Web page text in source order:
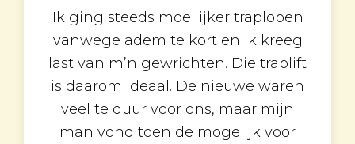
Ik ging steeds moeilijker traplopen
vanwege adem te kort en ik kreeg
last van m’n gewrichten. Die traplift
is daarom ideaal. De nieuwe waren
veel te duur voor ons, maar mijn
man vond toen de mogelijk voor